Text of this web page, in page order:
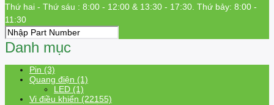
Thứ hai - Thứ sáu : 8:00 - 12:00 & 13:30 - 17:30. Thứ bảy: 8:00 -
11:30
Danh mục
Pin (3)
Quang điện (1)
LED (1)
Vi điều khiển (22155)